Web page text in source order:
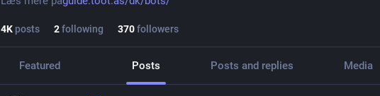
4Kposts 2following 370followers
Featured Posts Posts and replies Media